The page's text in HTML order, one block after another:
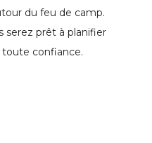
du feu de camp.
serez prêt à planifier
toute confiance.